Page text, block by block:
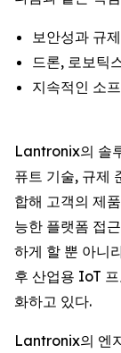
보안성과 규
드론, 로보틱
지속적인 소
Lantronix의 솔
퓨트 기술, 규제
합해 고객의 제
능한 플랫폼 접
하게 할 뿐 아니
후 산업용 IoT
화하고 있다.
Lantronix의 엔